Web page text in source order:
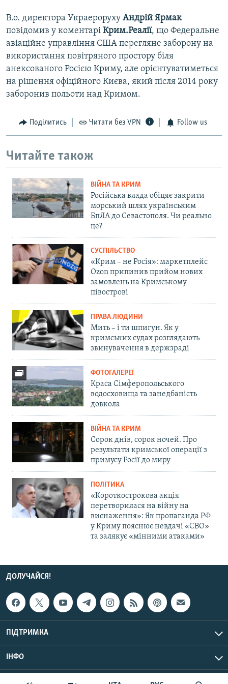
В.о. директора Украероруху Андрій Ярмак
повідомив у коментарі Крим.Реалії, що Федеральне
авіаційне управління США перегляне заборону на
використання повітряного простору біля
анексованого Росією Криму, але орієнтуватиметься
на рішення офіційного Києва, який після 2014 року
заборонив польоти над Кримом.
Поділитись Читати без VPN Follow us
Читайте також
ВІЙНА ТА КРИМ
Російська влада обіцяє закрити
морський шлях українським
БпЛА до Севастополя. Чи реально
це?
СУСПІЛЬСТВО
«Крим – не Росія»: маркетплейс
Ozon припинив прийом нових
замовлень на Кримському
півострові
ПРАВА ЛЮДИНИ
Мить – і ти шпигун. Як у
кримських судах розглядають
звинувачення в держзраді
ФОТОГАЛЕРЕЇ
Краса Сімферопольського
водосховища та занедбаність
довкола
ВІЙНА ТА КРИМ
Сорок днів, сорок ночей. Про
результати кримської операції з
примусу Росії до миру
ПОЛІТИКА
«Короткострокова акція
перетворилася на війну на
виснаження»: Як пропаганда РФ
у Криму пояснює невдачі «СВО»
та залякує «мінними атаками»
ДОЛУЧАЙСЯ!
ПІДТРИМКА
ІНФО